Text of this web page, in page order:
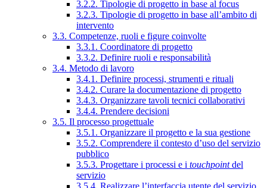
3.2.2. Tipologie di progetto in base al focus
3.2.3. Tipologie di progetto in base all’ambito di
intervento
3.3. Competenze, ruoli e figure coinvolte
3.3.1. Coordinatore di progetto
3.3.2. Definire ruoli e responsabilità
3.4. Metodo di lavoro
3.4.1. Definire processi, strumenti e rituali
3.4.2. Curare la documentazione di progetto
3.4.3. Organizzare tavoli tecnici collaborativi
3.4.4. Prendere decisioni
3.5. Il processo progettuale
3.5.1. Organizzare il progetto e la sua gestione
3.5.2. Comprendere il contesto d’uso del servizio
pubblico
3.5.3. Progettare i processi e i touchpointdel
servizio
3.5.4. Realizzare l’interfaccia utente del servizio